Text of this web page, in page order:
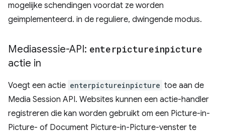
mogelijke schendingen voordat ze worden
geïmplementeerd. in de reguliere, dwingende modus.
Mediasessie-API: enterpictureinpicture
actie in
Voegt een actie enterpictureinpicture toe aan de
Media Session API. Websites kunnen een actie-handler
registreren die kan worden gebruikt om een ​​Picture-in-
Picture- of Document Picture-in-Picture-venster te